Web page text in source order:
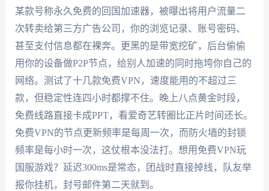
某款号称永久免费的回国加速器，被曝出将用户流量二
次转卖给第三方广告公司，你的浏览记录、账号密码、
甚至支付信息都在裸奔。更黑的是带宽挖矿，后台偷偷
用你的设备做P2P节点，给别人加速的同时拖垮你自己的
网络。测试了十几款免费VPN，速度能用的不超过三
款，但稳定性连四小时都撑不住。晚上八点黄金时段，
免费线路直接卡成PPT，看爱奇艺转圈比正片时间还长。
免费VPN的节点更新频率是每周一次，而防火墙的封锁
频率是每小时一次，这仗根本没法打。想用免费VPN玩
国服游戏？延迟300ms是常态，团战时直接掉线，队友举
报你挂机，封号邮件第二天就到。